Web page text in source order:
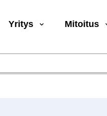
Yritys Mitoitus